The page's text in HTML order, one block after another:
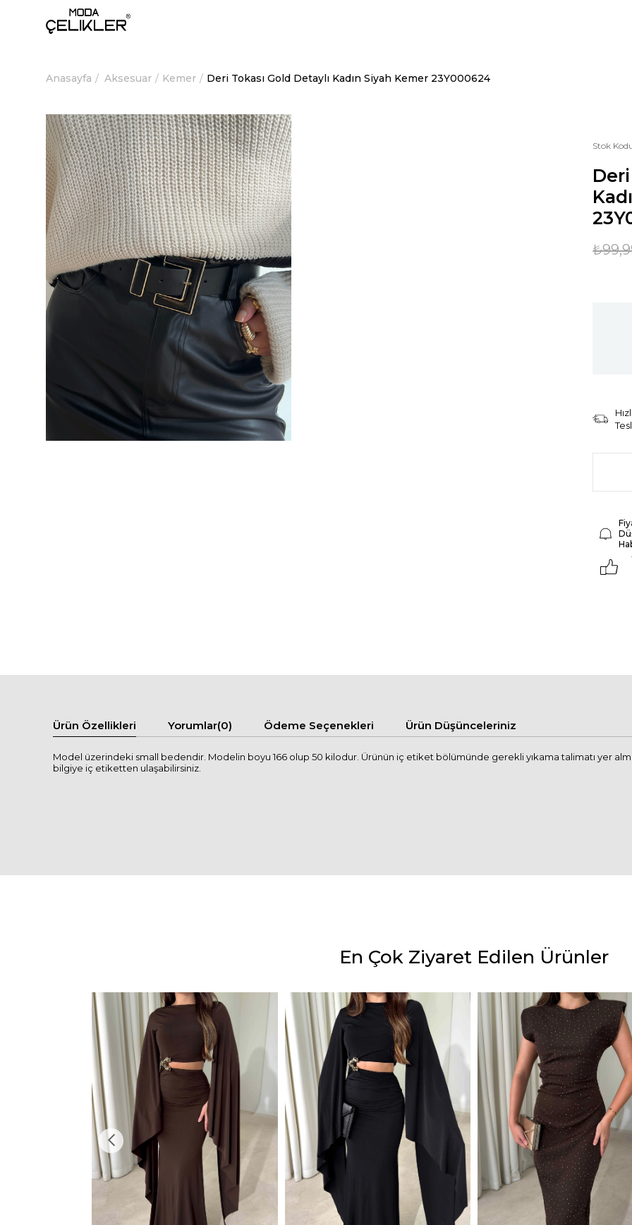
Anasayfa Aksesuar Kemer Deri Tokası Gold Detaylı Kadın Siyah Kemer 23Y000624
Stok
Ürün Özellikleri Yorumlar(0) Ödeme Seçenekleri Ürün Düşünceleriniz
Model üzerindeki small bedendir. Modelin boyu 166 olup 50 kilodur. Ürünün iç etiket bölümünde gerekli yıkama talimatı yer
bilgiye iç etiketten ulaşabilirsiniz.
En Çok Ziyaret Edilen Ürünler